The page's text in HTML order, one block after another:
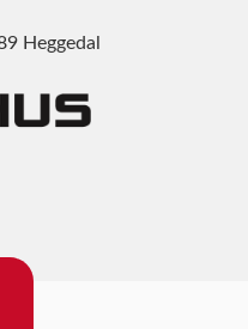
Heggedal